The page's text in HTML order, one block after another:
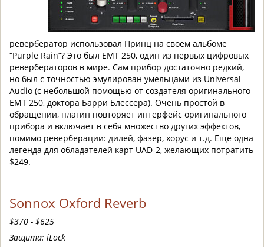
ревербератор использовал Принц на своём альбоме
“Purple Rain”? Это был EMT 250, один из первых цифровых
ревербераторов в мире. Сам прибор достаточно редкий,
но был с точностью эмулирован умельцами из Universal
Audio (с небольшой помощью от создателя оригинального
ЕМТ 250, доктора Барри Блессера). Очень простой в
обращении, плагин повторяет интерфейс оригинального
прибора и включает в себя множество других эффектов,
помимо реверберации: дилей, фазер, хорус и т.д. Еще одна
легенда для обладателей карт UAD-2, желающих потратить
$249.
Sonnox Oxford Reverb
$370 - $625
Защита: iLock